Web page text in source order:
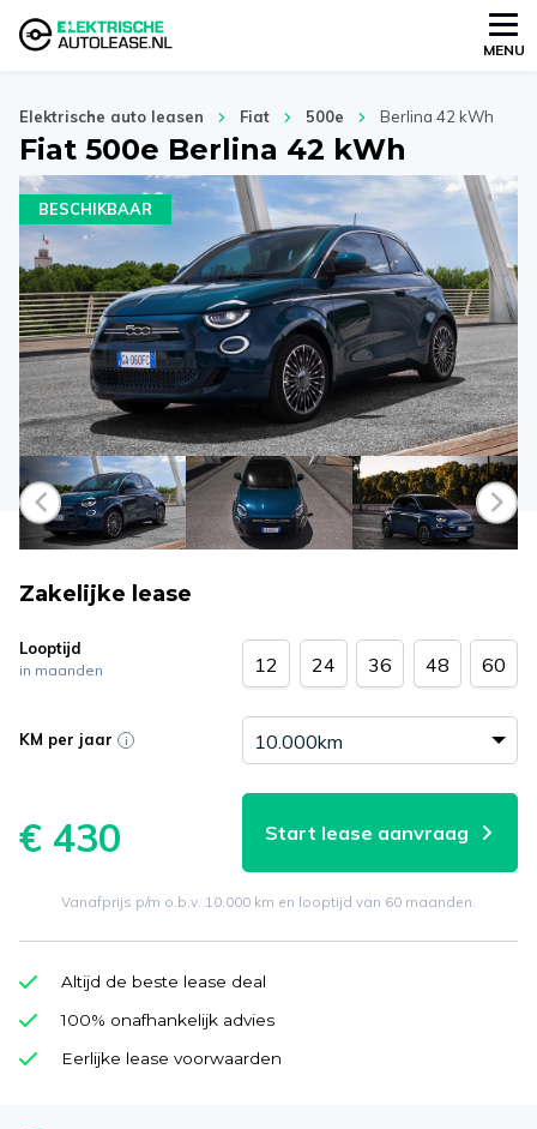
MENU
Elektrische auto leasen Fiat 500e Berlina 42 kWh
Fiat 500e Berlina 42 kWh
BESCHIKBAAR
Zakelijke lease
Looptijd
in maanden 12 24 36 48 60
KM per jaar
€ 430 Start lease aanvraag
Vanafprijs p/m o.b.v. 10.000 km en looptijd van 60 maanden.
Altijd de beste lease deal
100% onafhankelijk advies
Eerlijke lease voorwaarden